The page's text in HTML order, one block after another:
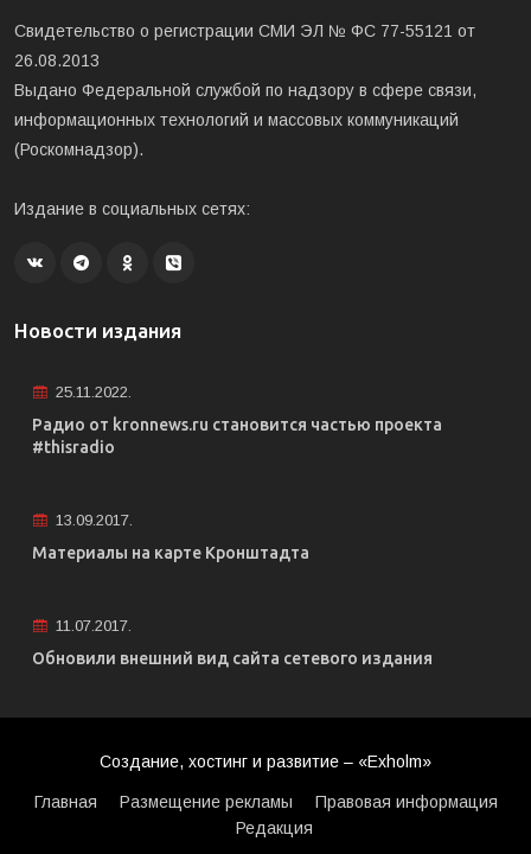
Свидетельство о регистрации СМИ ЭЛ № ФС 77-55121 от
26.08.2013
Выдано Федеральной службой по надзору в сфере связи,
информационных технологий и массовых коммуникаций
(Роскомнадзор).
Издание в социальных сетях:
Новости издания
25.11.2022.
Радио от kronnews.ru становится частью проекта
#thisradio
13.09.2017.
Материалы на карте Кронштадта
11.07.2017.
Обновили внешний вид сайта сетевого издания
Создание, хостинг и развитие – «Exholm»
Главная Размещение рекламы
Правовая информация
Редакция